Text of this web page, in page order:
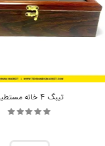
تیبگ 4 خانه مستطیل